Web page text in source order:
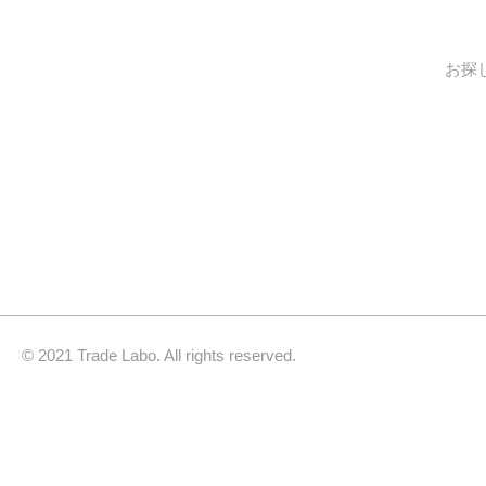
お探
© 2021 Trade Labo. All rights reserved.